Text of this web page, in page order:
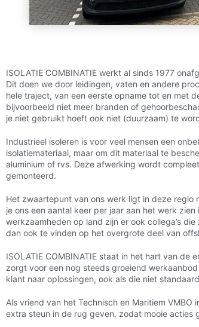
ISOLATIE COMBINATIE werkt al sinds 1977
Dit doen we door leidingen, vaten en andere
hele traject, van een eerste opname tot en met
bijvoorbeeld niet meer branden of
je niet gebruikt hoeft ook niet (duurzaam) te
Industrieel isoleren is voor veel mensen een
isolatiemateriaal, maar om dit materiaal te
aluminium of rvs. Deze afwerking wordt
gemonteerd.
Het zwaartepunt van ons werk ligt in deze regio
je ons een aantal keer per jaar aan het werk
werkzaamheden op land zijn er ook collega’s
dan ook te vinden op het overgrote deel van
ISOLATIE COMBINATIE staat in het hart van
zorgt voor een nog steeds groeiend
klant naar oplossingen, ook als die niet
Als vriend van het Technisch en Maritiem VMBO
extra steun in de rug geven, zodat mooie